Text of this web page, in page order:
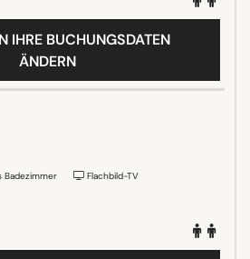
IHRE BUCHUNGSDATEN
ÄNDERN
Badezimmer
Flachbild-TV